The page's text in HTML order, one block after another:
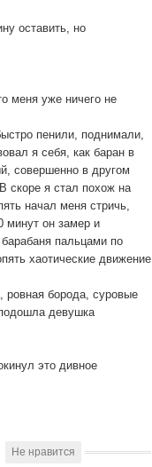
оставить, но
меня уже ничего не
пенили, поднимали,
я себя, как баран в
совершенно в другом
скоре я стал похож на
начал меня стричь,
минут он замер и
пальцами по
хаотические движение
ровная борода, суровые
девушка
это дивное
Не нравится